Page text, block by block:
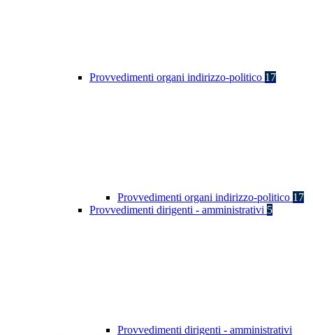
Provvedimenti organi indirizzo-politico 17
Provvedimenti organi indirizzo-politico 17
Provvedimenti dirigenti - amministrativi 5
Provvedimenti dirigenti - amministrativi